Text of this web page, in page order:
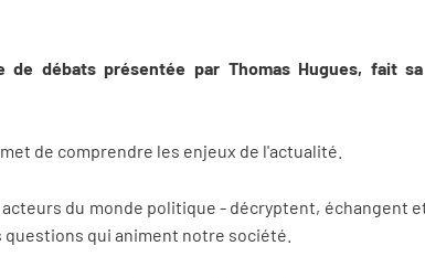
de débats présentée par Thomas Hugues, fait
de comprendre les enjeux de l'actualité.
du monde politique - décryptent, échangent
qui animent notre société.